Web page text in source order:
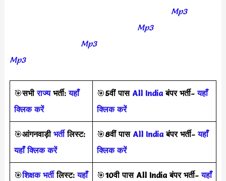
Mp3
Mp3download
Mp3free download download lucent
Mp3
🎯सभीराज्यभर्ती: यहाँ
क्लिक करें
🎯5वीं पास All Indiaबंपर भर्ती- यहाँ
क्लिक करें
🎯आंगनवाड़ी भर्तीलिस्ट:
यहाँ क्लिक करें
🎯8वीं पास All Indiaबंपर भर्ती- यहाँ
क्लिक करें
🎯शिक्षक भर्तीलिस्ट: यहाँ
🎯10वी पास All India बंपर भर्ती- यहाँ